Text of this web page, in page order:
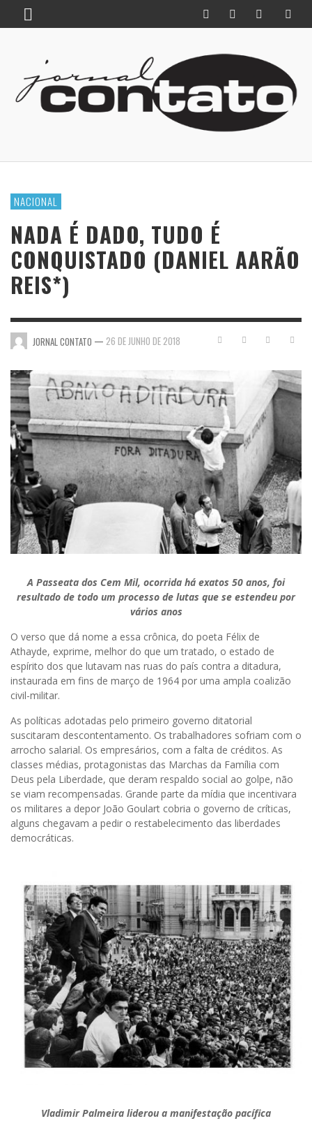
NACIONAL
NADA É DADO, TUDO É
CONQUISTADO (DANIEL AARÃO
REIS*)
JORNAL CONTATO — 26 DE JUNHO DE 2018
A Passeata dos Cem Mil, ocorrida há exatos 50 anos, foi
resultado de todo um processo de lutas que se estendeu por
vários anos
O verso que dá nome a essa crônica, do poeta Félix de
Athayde, exprime, melhor do que um tratado, o estado de
espírito dos que lutavam nas ruas do país contra a ditadura,
instaurada em fins de março de 1964 por uma ampla coalizão
civil-militar.
As políticas adotadas pelo primeiro governo ditatorial
suscitaram descontentamento. Os trabalhadores sofriam com o
arrocho salarial. Os empresários, com a falta de créditos. As
classes médias, protagonistas das Marchas da Família com
Deus pela Liberdade, que deram respaldo social ao golpe, não
se viam recompensadas. Grande parte da mídia que incentivara
os militares a depor João Goulart cobria o governo de críticas,
alguns chegavam a pedir o restabelecimento das liberdades
democráticas.
Vladimir Palmeira liderou a manifestação pacífica